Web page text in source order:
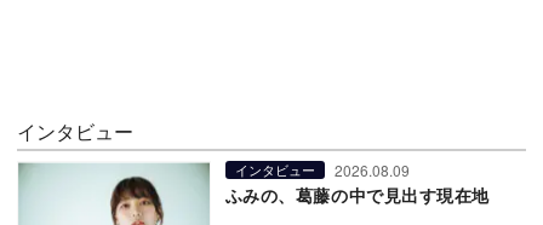
インタビュー
インタビュー 2026.08.09
ふみの、葛藤の中で見出す現在地